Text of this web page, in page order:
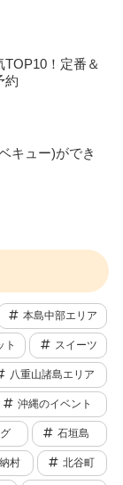
！定番＆
約
キュー)ができ
本島中部エリア
ト スイーツ
八重山諸島エリア
沖縄のイベント
石垣島
村 北谷町